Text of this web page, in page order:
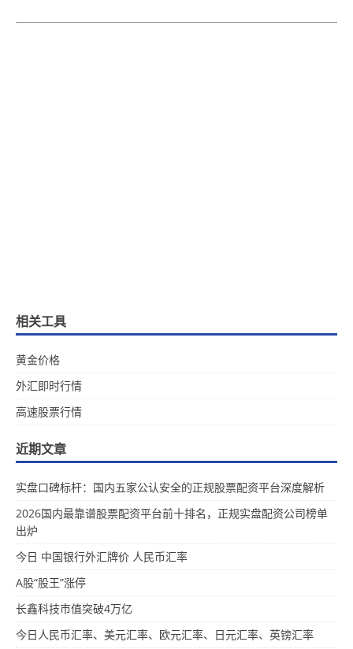
相关工具
黄金价格
外汇即时行情
高速股票行情
近期文章
实盘口碑标杆：国内五家公认安全的正规股票配资平台深度解析
2026国内最靠谱股票配资平台前十排名，正规实盘配资公司榜单
出炉
今日 中国银行外汇牌价 人民币汇率
A股“股王”涨停
长鑫科技市值突破4万亿
今日人民币汇率、美元汇率、欧元汇率、日元汇率、英镑汇率